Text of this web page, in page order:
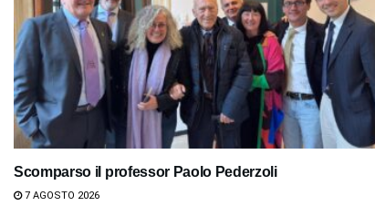
Scomparso il professor Paolo Pederzoli
7 AGOSTO 2026